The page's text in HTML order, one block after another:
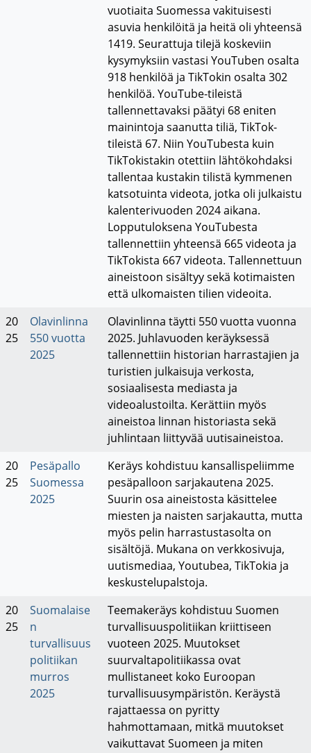
vuotiaita Suomessa vakituisesti
asuvia henkilöitä ja heitä oli yhteensä
1419. Seurattuja tilejä koskeviin
kysymyksiin vastasi YouTuben osalta
918 henkilöä ja TikTokin osalta 302
henkilöä. YouTube-tileistä
tallennettavaksi päätyi 68 eniten
mainintoja saanutta tiliä, TikTok-
tileistä 67. Niin YouTubesta kuin
TikTokistakin otettiin lähtökohdaksi
tallentaa kustakin tilistä kymmenen
katsotuinta videota, jotka oli julkaistu
kalenterivuoden 2024 aikana.
Lopputuloksena YouTubesta
tallennettiin yhteensä 665 videota ja
TikTokista 667 videota. Tallennettuun
aineistoon sisältyy sekä kotimaisten
että ulkomaisten tilien videoita.
20
25
Olavinlinna
550 vuotta
2025
Olavinlinna täytti 550 vuotta vuonna
2025. Juhlavuoden keräyksessä
tallennettiin historian harrastajien ja
turistien julkaisuja verkosta,
sosiaalisesta mediasta ja
videoalustoilta. Kerättiin myös
aineistoa linnan historiasta sekä
juhlintaan liittyvää uutisaineistoa.
20
25
Pesäpallo
Suomessa
2025
Keräys kohdistuu kansallispeliimme
pesäpalloon sarjakautena 2025.
Suurin osa aineistosta käsittelee
miesten ja naisten sarjakautta, mutta
myös pelin harrastustasolta on
sisältöjä. Mukana on verkkosivuja,
uutismediaa, Youtubea, TikTokia ja
keskustelupalstoja.
20
25
Suomalaise
n
turvallisuus
politiikan
murros
2025
Teemakeräys kohdistuu Suomen
turvallisuuspolitiikan kriittiseen
vuoteen 2025. Muutokset
suurvaltapolitiikassa ovat
mullistaneet koko Euroopan
turvallisuusympäristön. Keräystä
rajattaessa on pyritty
hahmottamaan, mitkä muutokset
vaikuttavat Suomeen ja miten